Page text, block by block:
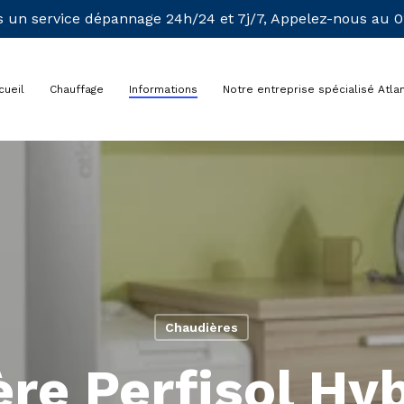
un service dépannage 24h/24 et 7j/7, Appelez-nous au
Chauffage Informations Notre entreprise spécialisé
Chaudières
Perfisol